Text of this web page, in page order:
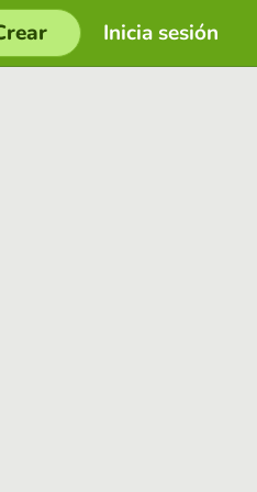
Inicia sesión